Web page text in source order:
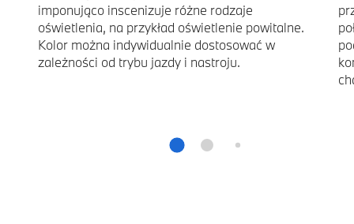
imponująco inscenizuje różne rodzaje
oświetlenia, na przykład oświetlenie powitalne.
Kolor można indywidualnie dostosować w
zależności od trybu jazdy i nastroju.